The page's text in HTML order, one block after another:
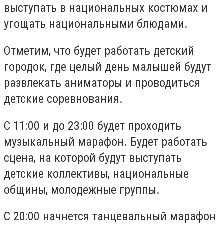
выступать в национальных костюмах и
угощать национальными блюдами.
Отметим, что будет работать детский
городок, где целый день малышей будут
развлекать аниматоры и проводиться
детские соревнования.
С 11:00 и до 23:00 будет проходить
музыкальный марафон. Будет работать
сцена, на которой будут выступать
детские коллективы, национальные
общины, молодежные группы.
С 20:00 начнется танцевальный марафон